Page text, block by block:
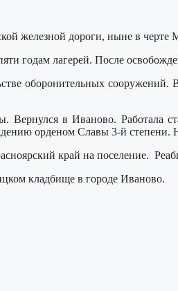
железной дороги, ныне в черте
годам лагерей. После
оборонительных
Вернулся в Иваново. Работала
орденом Славы 3-й степени.
край на поселение.
кладбище в городе Иваново.